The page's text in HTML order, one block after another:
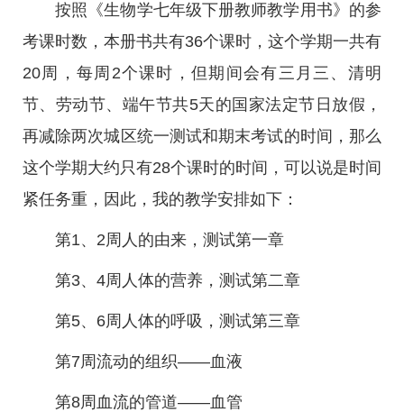
按照《生物学七年级下册教师教学用书》的参
考课时数，本册书共有36个课时，这个学期一共有
20周，每周2个课时，但期间会有三月三、清明
节、劳动节、端午节共5天的国家法定节日放假，
再减除两次城区统一测试和期末考试的时间，那么
这个学期大约只有28个课时的时间，可以说是时间
紧任务重，因此，我的教学安排如下：
第1、2周人的由来，测试第一章
第3、4周人体的营养，测试第二章
第5、6周人体的呼吸，测试第三章
第7周流动的组织——血液
第8周血流的管道——血管